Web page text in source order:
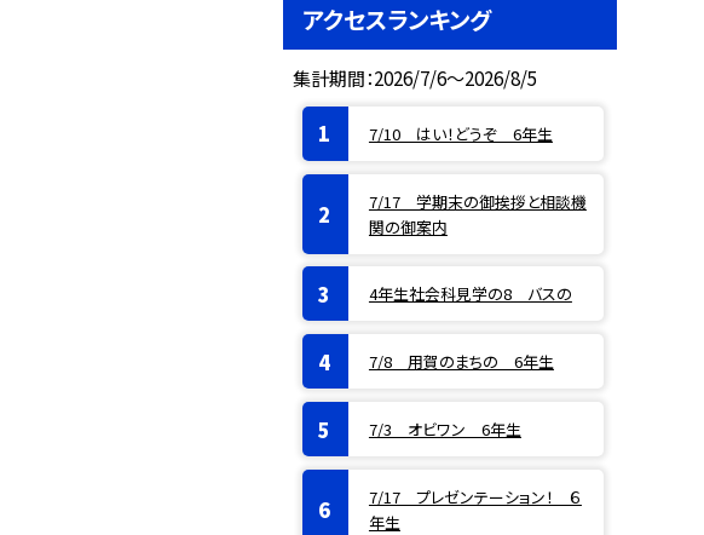
アクセスランキング
集計期間：2026/7/6～2026/8/5
7/10 はい！どうぞ 6年生
7/17 学期末の御挨拶と相談機
関の御案内
4年生社会科見学の8 バスの
7/8 用賀のまちの 6年生
7/3 オビワン 6年生
7/17 プレゼンテーション！ ６
年生